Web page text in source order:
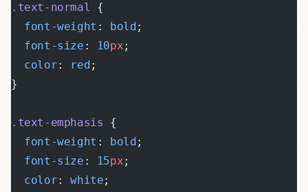
.text-normal {
  font-weight
: bold;
  font-size
: 10px;
  color
: red;
}
.text-emphasis {
  font-weight
: bold;
  font-size
: 15px;
  color
: white;